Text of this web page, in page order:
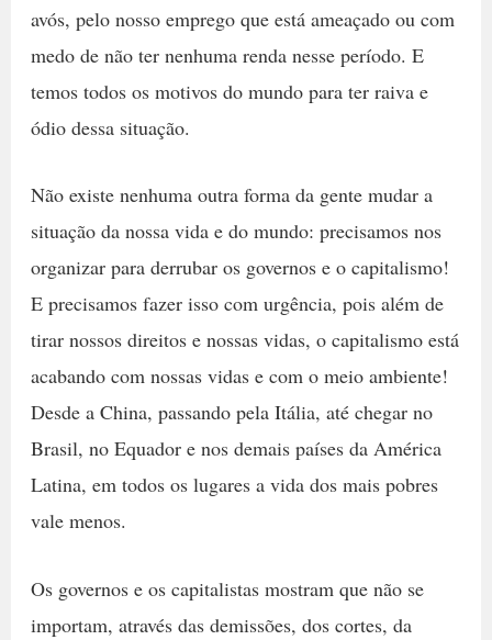
avós, pelo nosso emprego que está ameaçado ou com
medo de não ter nenhuma renda nesse período. E
temos todos os motivos do mundo para ter raiva e
ódio dessa situação.
Não existe nenhuma outra forma da gente mudar a
situação da nossa vida e do mundo: precisamos nos
organizar para derrubar os governos e o capitalismo!
E precisamos fazer isso com urgência, pois além de
tirar nossos direitos e nossas vidas, o capitalismo está
acabando com nossas vidas e com o meio ambiente!
Desde a China, passando pela Itália, até chegar no
Brasil, no Equador e nos demais países da América
Latina, em todos os lugares a vida dos mais pobres
vale menos.
Os governos e os capitalistas mostram que não se
importam, através das demissões, dos cortes, da